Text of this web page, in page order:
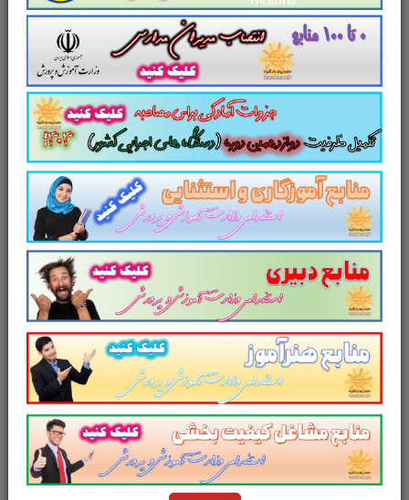
امتحان مشترک فراگیر دستگاه های اجرایی
کشور
منابع عمومی دوازدهمین امتحان
مشترک فراگیر دستگاه های اجرایی کشور
سایر منابع دوازدهمین امتحان
مشترک فراگیر دستگاه‌های اجرایی
شامل منابع: